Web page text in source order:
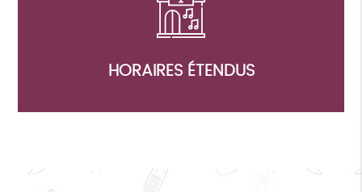
HORAIRES ÉTENDUS